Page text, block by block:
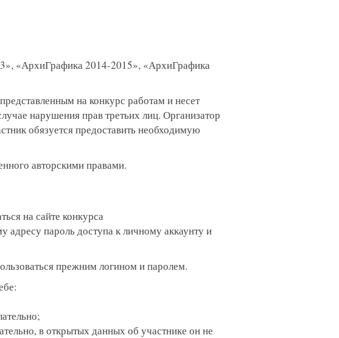
«АрхиГрафика 2014-2015», «АрхиГрафика
на конкурс работам и несет
нарушения прав третьих лиц. Организатор
обязуется предоставить необходимую
авторскими правами.
на сайте конкурса
адресу пароль доступа к личному аккаунту и
прежним логином и паролем.
в открытых данных об участнике он не